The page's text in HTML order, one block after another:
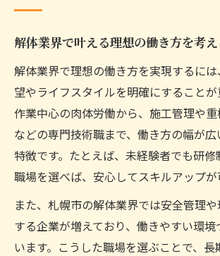
解体業界で叶える理想の働き方を考え
解体業界で理想の働き方を実現するに
望やライフスタイルを明確にすること
作業中心の肉体労働から、施工管理や
などの専門技術職まで、働き方の幅が
特徴です。たとえば、未経験者でも研
職場を選べば、安心してスキルアップが
また、札幌市の解体業界では安全管理
する企業が増えており、働きやすい環境
います。こうした職場を選ぶことで、